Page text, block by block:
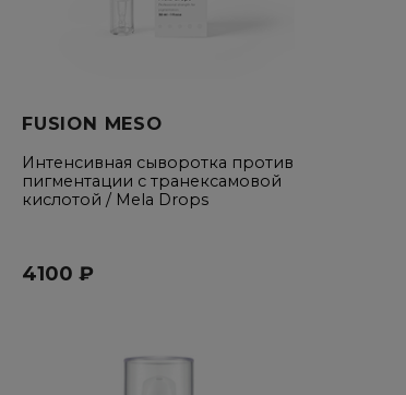
FUSION MESO
Интенсивная сыворотка против
пигментации c транексамовой
кислотой / Mela Drops
4100 ₽